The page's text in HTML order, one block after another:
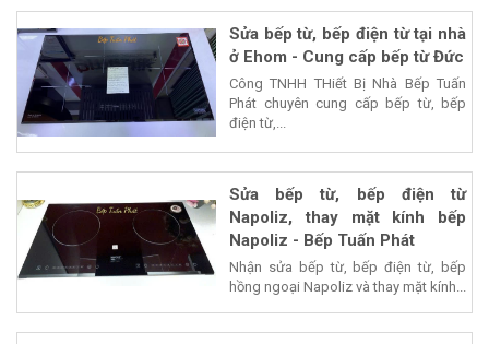
Sửa bếp từ, bếp điện từ tại nhà
ở Ehom - Cung cấp bếp từ Đức
Công TNHH THiết Bị Nhà Bếp Tuấn
Phát chuyên cung cấp bếp từ, bếp
điện từ,...
Sửa bếp từ, bếp điện từ
Napoliz, thay mặt kính bếp
Napoliz - Bếp Tuấn Phát
Nhận sửa bếp từ, bếp điện từ, bếp
hồng ngoại Napoliz và thay mặt kính...